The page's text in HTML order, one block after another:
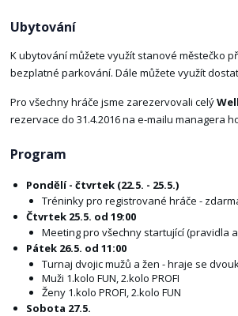
Ubytování
K ubytování můžete využít stanové městečko
bezplatné parkování. Dále můžete využít
Pro všechny hráče jsme zarezervovali celý
rezervace do 31.4.2016 na e-mailu managera
Program
Pondělí - čtvrtek (22.5. - 25.5.)
Tréninky pro registrované hráče -
Čtvrtek 25.5. od 19:00
Meeting pro všechny startující (pravidla
Pátek 26.5. od 11:00
Turnaj dvojic mužů a žen - hraje se
Muži 1.kolo FUN, 2.kolo PROFI
Ženy 1.kolo PROFI, 2.kolo FUN
Sobota 27.5.